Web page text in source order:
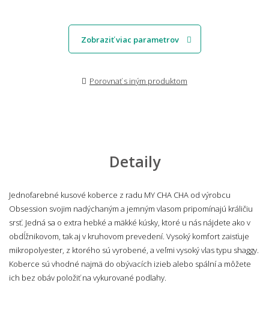
Zobraziť viac parametrov
Porovnať s iným produktom
Detaily
Jednofarebné kusové koberce z radu MY CHA CHA od výrobcu
Obsession svojim nadýchaným a jemným vlasom pripomínajú králičiu
srsť. Jedná sa o extra hebké a mäkké kúsky, ktoré u nás nájdete ako v
obdĺžnikovom, tak aj v kruhovom prevedení. Vysoký komfort zaisťuje
mikropolyester, z ktorého sú vyrobené, a veľmi vysoký vlas typu shaggy.
Koberce sú vhodné najmä do obývacích izieb alebo spální a môžete
ich bez obáv položiť na vykurované podlahy.